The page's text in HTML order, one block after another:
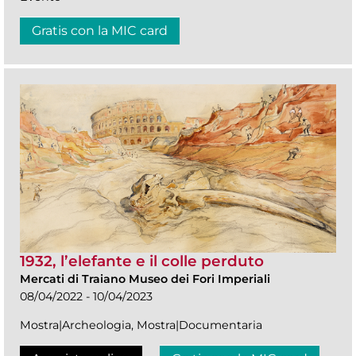
Gratis con la MIC card
1932, l’elefante e il colle perduto
Mercati di Traiano Museo dei Fori Imperiali
08/04/2022 - 10/04/2023
Mostra|Archeologia, Mostra|Documentaria